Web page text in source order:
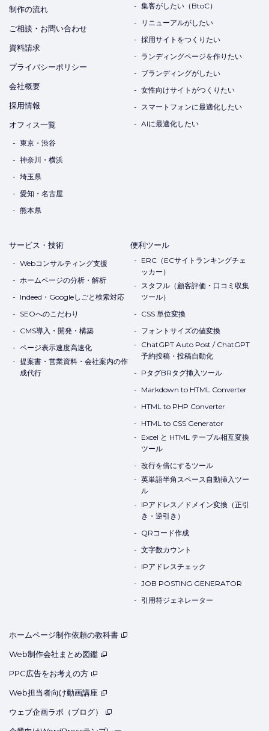
制作の流れ
ご相談・お問い合わせ
資料請求
プライバシーポリシー
会社概要
採用情報
オフィス一覧
東京・渋谷
神奈川・横浜
埼玉県
愛知・名古屋
熊本県
集客がしたい（BtoC）
リニューアルがしたい
採用サイトをつくりたい
ランディングページを作りたい
ブランディングがしたい
女性向けサイトがつくりたい
スマートフォンに最適化したい
AIに最適化したい
サービス・技術
Webコンサルティング支援
ホームページの分析・解析
Indeed・Googleしごと検索対応
SEOへのこだわり
CMS導入・開発・構築
ページ表示速度高速化
提案書・営業資料・会社案内の作
成代行
便利ツール
ERC（ECサイトランキングチェ
ッカー）
スタフル（顧客評価・口コミ収集
ツール）
CSS 単位変換
フォントサイズの値変換
ChatGPT Auto Post / ChatGPT
予約投稿・投稿自動化
PタグBRタグ挿入ツール
Markdown to HTML Converter
HTML to PHP Converter
HTML to CSS Generator
Excel と HTML テーブル相互変換
ツール
改行を倍にするツール
英単語半角スペース自動挿入ツー
ル
IPアドレス／ドメイン変換（正引
き・逆引き）
QRコード作成
文字数カウント
IPアドレスチェック
JOB POSTING GENERATOR
引用符ジェネレーター
ホームページ制作依頼の教科書
Web制作会社まとめ図鑑
PPC広告をお考えの方
Web担当者向け動画講座
ウェブ企画ラボ（ブログ）